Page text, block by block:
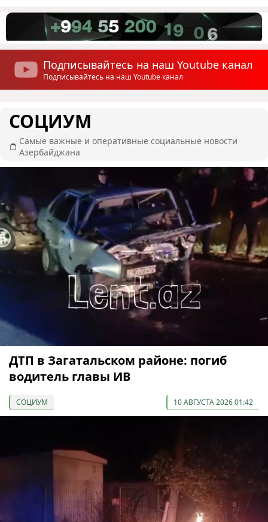
Подписывайтесь на наш Youtube канал
Подписывайтесь на наш Youtube канал
СОЦИУМ
Самые важные и оперативные социальные новости
Азербайджана
ДТП в Загатальском районе: погиб
водитель главы ИВ
СОЦИУМ 10 АВГУСТА 2026 01:42